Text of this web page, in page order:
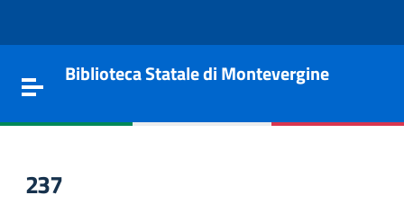
Toggle navigation
Biblioteca Statale di Montevergine
237